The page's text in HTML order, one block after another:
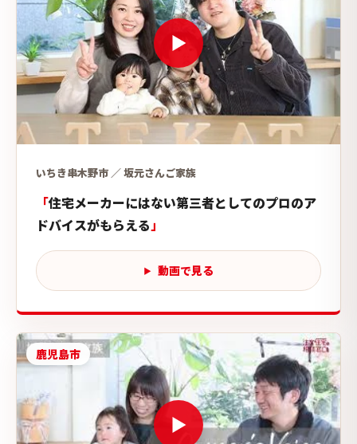
いちき串木野市 ／ 坂元さんご家族
住宅メーカーにはない第三者としてのプロのア
ドバイスがもらえる
動画で見る
鹿児島市